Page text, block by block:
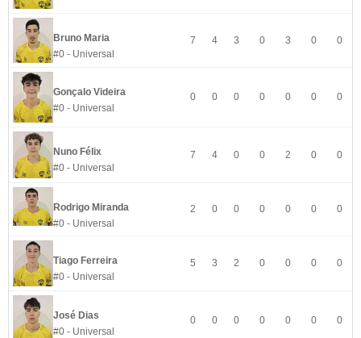
Bruno Maria
#0 - Universal
7 4 3 0 3 0 0
Gonçalo Videira
#0 - Universal
0 0 0 0 0 0 0
Nuno Félix
#0 - Universal
7 4 0 0 2 0 0
Rodrigo Miranda
#0 - Universal
2 0 0 0 0 0 0
Tiago Ferreira
#0 - Universal
5 3 2 0 0 0 0
José Dias
#0 - Universal
0 0 0 0 0 0 0